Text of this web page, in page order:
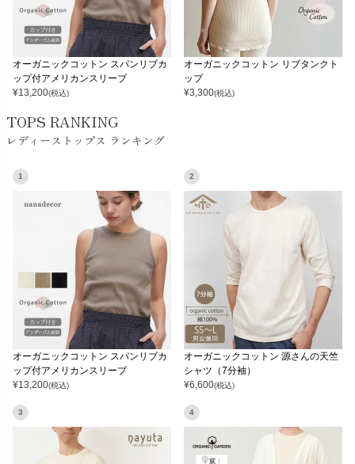
オーガニックコットン スパンリブカ
ップ付アメリカンスリーブ
¥13,200(税込)
オーガニックコットン リブタンクト
ップ
¥3,300(税込)
TOPS RANKING
レディーストップス ランキング
1
オーガニックコットン スパンリブカ
ップ付アメリカンスリーブ
¥13,200(税込)
2
オーガニックコットン 源さんの天竺
シャツ（7分袖）
¥6,600(税込)
3 4